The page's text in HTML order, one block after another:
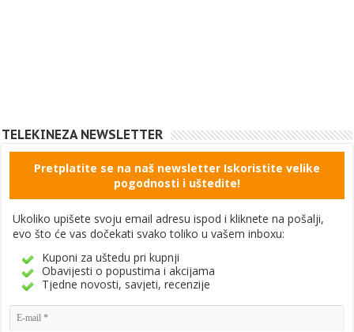
TELEKINEZA NEWSLETTER
Pretplatite se na naš newsletter Iskoristite velike
pogodnosti i uštedite!
Ukoliko upišete svoju email adresu ispod i kliknete na pošalji,
evo što će vas dočekati svako toliko u vašem inboxu:
Kuponi za uštedu pri kupnji
Obavijesti o popustima i akcijama
Tjedne novosti, savjeti, recenzije